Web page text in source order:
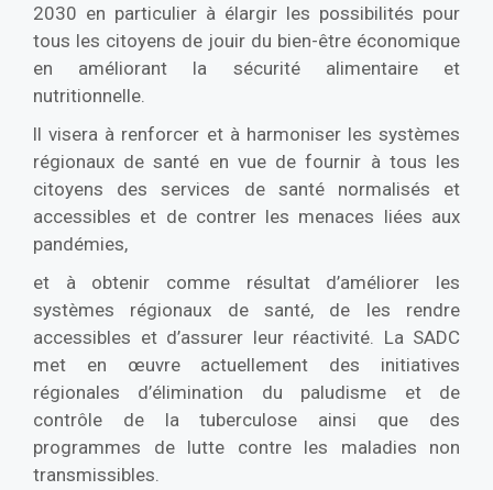
2030 en particulier à élargir les possibilités pour
tous les citoyens de jouir du bien-être économique
en améliorant la sécurité alimentaire et
nutritionnelle.
ll visera à renforcer et à harmoniser les systèmes
régionaux de santé en vue de fournir à tous les
citoyens des services de santé normalisés et
accessibles et de contrer les menaces liées aux
pandémies,
et à obtenir comme résultat d’améliorer les
systèmes régionaux de santé, de les rendre
accessibles et d’assurer leur réactivité. La SADC
met en œuvre actuellement des initiatives
régionales d’élimination du paludisme et de
contrôle de la tuberculose ainsi que des
programmes de lutte contre les maladies non
transmissibles.